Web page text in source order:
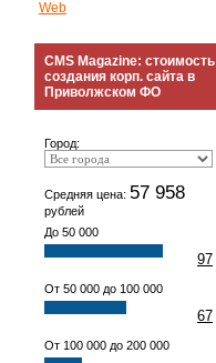
Web
CMS Magazine: стоимость
создания корп. сайта в
Приволжском ФО
Город:
Средняя цена: 57 958
рублей
До 50 000
97
От 50 000 до 100 000
67
От 100 000 до 200 000